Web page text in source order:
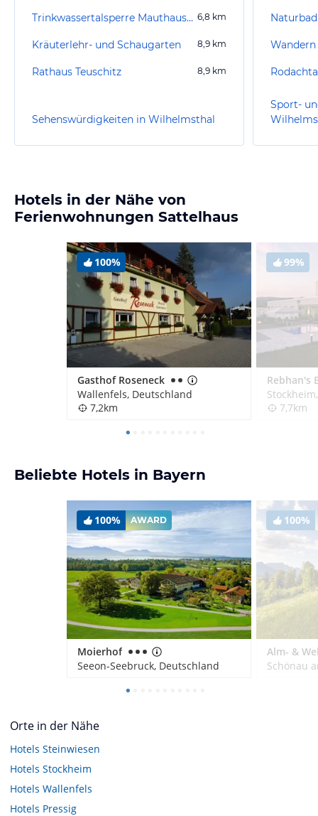
Trinkwassertalsperre Mauthaus / Ködeltalsperre 6,8 km
Kräuterlehr- und Schaugarten 8,9 km
Rathaus Teuschitz 8,9 km
Sehenswürdigkeiten in Wilhelmsthal
Sport-
Hotels in der Nähe von
Ferienwohnungen Sattelhaus
100%
Gasthof Roseneck
Wallenfels, Deutschland
7,2km
99%
7,7km
Beliebte Hotels in Bayern
100% AWARD
Moierhof
Seeon-Seebruck, Deutschland
100%
Orte in der Nähe
Hotels Steinwiesen
Hotels Stockheim
Hotels Wallenfels
Hotels Pressig